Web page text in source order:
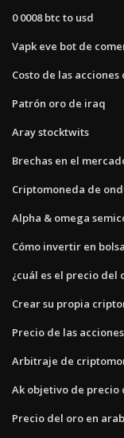
0 0008 btc to usd
Vapk eve bot de
Costo de las
Patrón oro de iraq
Aray stocktwits
Brechas en el
Criptomoneda de
Alpha & omega
Cómo invertir en
¿cuál es el precio del
Crear su propia
Precio de las
Arbitraje de
Ak objetivo de precio
Precio del oro en